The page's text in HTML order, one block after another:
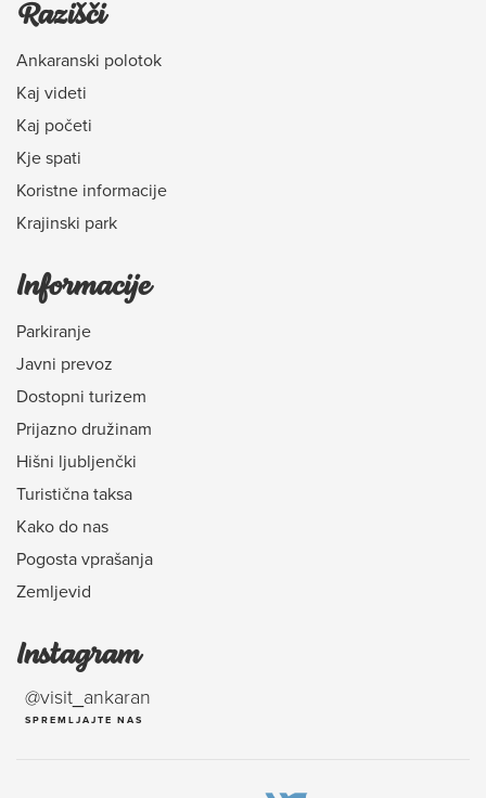
Razišči
Ankaranski polotok
Kaj videti
Kaj početi
Kje spati
Koristne informacije
Krajinski park
Informacije
Parkiranje
Javni prevoz
Dostopni turizem
Prijazno družinam
Hišni ljubljenčki
Turistična taksa
Kako do nas
Pogosta vprašanja
Zemljevid
Instagram
@visit_ankaran
SPREMLJAJTE NAS